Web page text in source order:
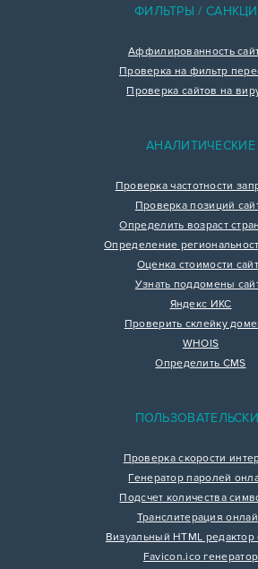
ФИЛЬТРЫ /
Аффилированность
Проверка на фильтр
Проверка сайтов на
АНАЛИТИЧЕСКИЕ
Проверка частотности
Проверка позиций
Определить возраст
Определение
Оценка стоимости
Узнать поддомены
Яндекс ИКС
Проверить склейку
WHOIS
Определить CMS
Проверка скорости
Генератор паролей
Подсчет количества
Транслитерация
Визуальный HTML редактор
Favicon.ico генератор